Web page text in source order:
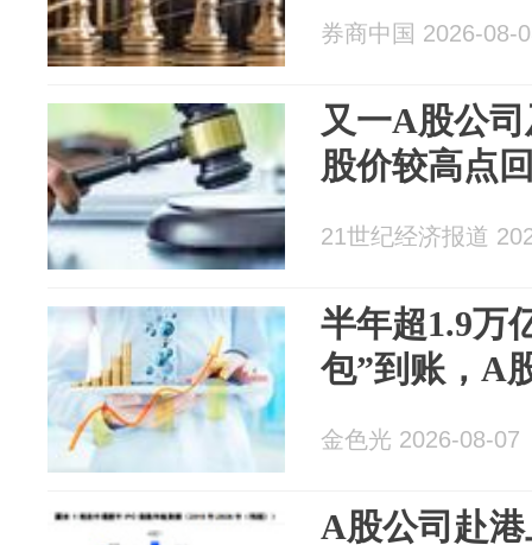
券商中国 2026-08-
又一A股公
股价较高点
21世纪经济报道
半年超1.9万
包”到账，A
金色光 2026-08-07
A股公司赴